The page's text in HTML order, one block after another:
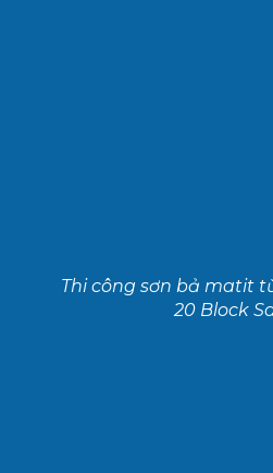
Thi công sơn bả matit
20 Block